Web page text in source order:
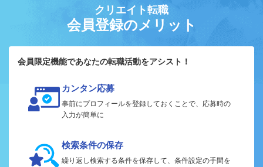
クリエイト転職
会員登録のメリット
会員限定機能であなたの転職活動をアシスト！
カンタン応募
事前にプロフィールを登録しておくことで、応募時の
入力が簡単に
検索条件の保存
繰り返し検索する条件を保存して、条件設定の手間を